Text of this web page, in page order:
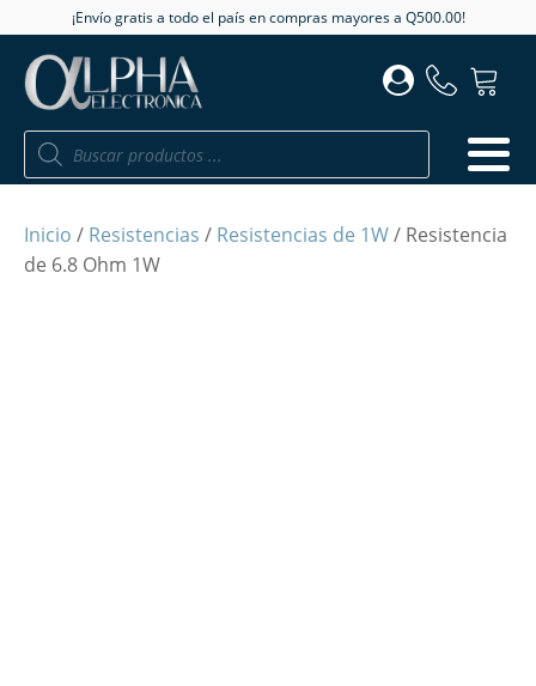
¡Envío gratis a todo el país en compras mayores a Q500.00!
Búsqueda
productos
Inicio / Resistencias / Resistencias de 1W/ Resistencia
de 6.8 Ohm 1W